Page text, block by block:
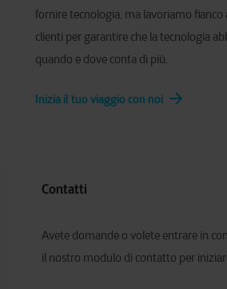
fornire tecnologia, ma lavoriamo fianco
clienti per garantire che la tecnologia
quando e dove conta di più.
Inizia il tuo viaggio con noi
Contatti
Avete domande o volete entrare in
il nostro modulo di contatto per